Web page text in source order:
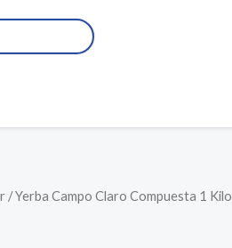
/ Yerba Campo Claro Compuesta 1 Kilo